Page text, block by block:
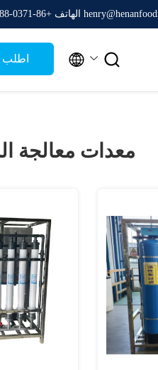
الهاتف +86-0371-65161688
اطلب  
معدات معالجة